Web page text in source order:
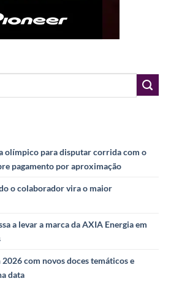
olímpico para disputar corrida com o
pagamento por aproximação
o colaborador vira o maior
a levar a marca da AXIA Energia em
com novos doces temáticos e
data